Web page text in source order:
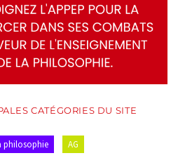
CATÉGORIES DU SITE
philosophie AG